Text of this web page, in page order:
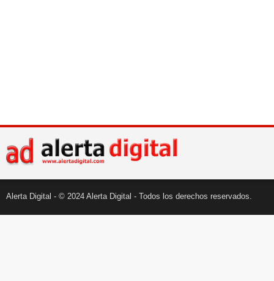
Alerta Digital - © 2024 Alerta Digital - Todos los derechos reservados.